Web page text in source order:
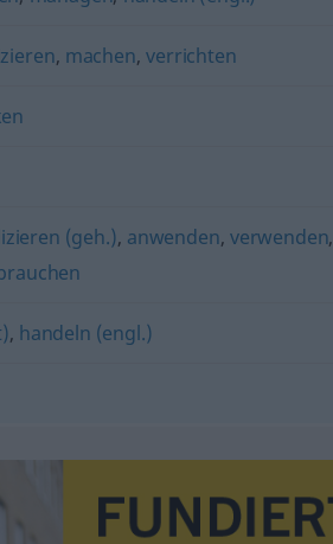
, machen,verrichten
(geh.), anwenden, verwenden,
, handeln (engl.)